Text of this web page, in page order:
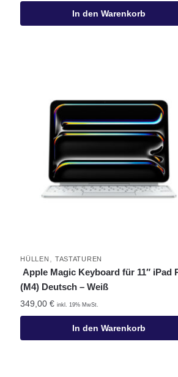
In den Warenkorb
HÜLLEN TASTATUREN
Apple Magic Keyboard für 11″ iPad
(M4) Deutsch – Weiß
349,00€ inkl. 19% MwSt.
In den Warenkorb